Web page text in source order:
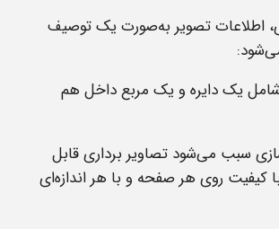
اطلاعات تصویر به‌صورت یک توصیف
شامل یک دایره و یک مربع ‌داخل هم
سبب می‌شود تصاویر برداری قابل
کیفیت روی هر صفحه‌ و با هر اندازه‌ای